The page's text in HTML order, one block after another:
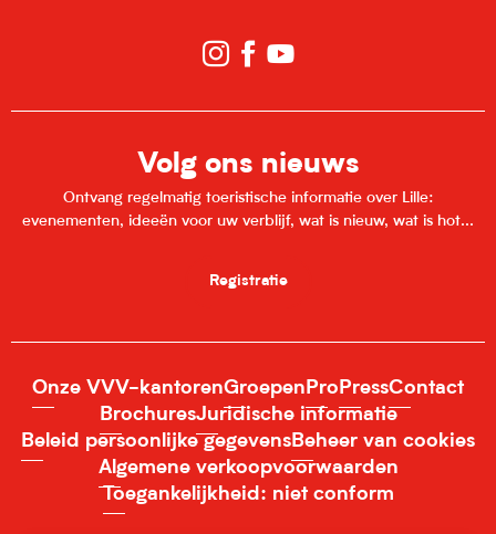
Volg ons nieuws
Ontvang regelmatig toeristische informatie over Lille:
evenementen, ideeën voor uw verblijf, wat is nieuw, wat is hot...
Registratie
Onze VVV-kantorenGroepen Pro PressContact
BrochuresJuridische informatie
Beleid persoonlijke gegevensBeheer van cookies
Algemene verkoopvoorwaarden
Toegankelijkheid: niet conform